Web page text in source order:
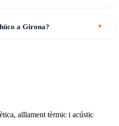
a Girona?
aïllament tèrmic i acústic